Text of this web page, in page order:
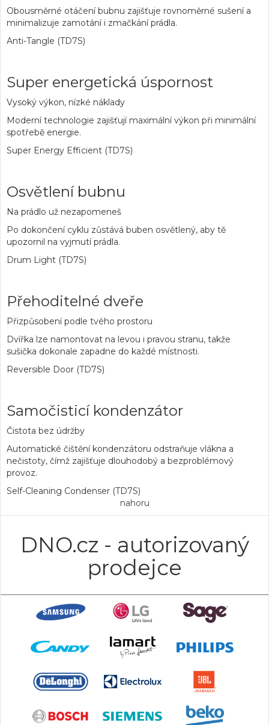
Obousměrné otáčení bubnu zajišťuje rovnoměrné sušení a
minimalizuje zamotání i zmačkání prádla.
Anti-Tangle (TD7S)
Super energetická úspornost
Vysoký výkon, nízké náklady
Moderní technologie zajišťují maximální výkon při minimální
spotřebě energie.
Super Energy Efficient (TD7S)
Osvětlení bubnu
Na prádlo už nezapomeneš
Po dokončení cyklu zůstává buben osvětlený, aby tě
upozornil na vyjmutí prádla.
Drum Light (TD7S)
Přehoditelné dveře
Přizpůsobení podle tvého prostoru
Dvířka lze namontovat na levou i pravou stranu, takže
sušička dokonale zapadne do každé místnosti.
Reversible Door (TD7S)
Samočisticí kondenzátor
Čistota bez údržby
Automatické čištění kondenzátoru odstraňuje vlákna a
nečistoty, čímž zajišťuje dlouhodobý a bezproblémový
provoz.
Self-Cleaning Condenser (TD7S)
nahoru
DNO.cz - autorizovaný
prodejce